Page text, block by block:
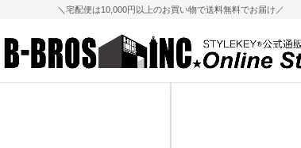
＼宅配便は10,000円以上のお買い物で送料無料でお届け／